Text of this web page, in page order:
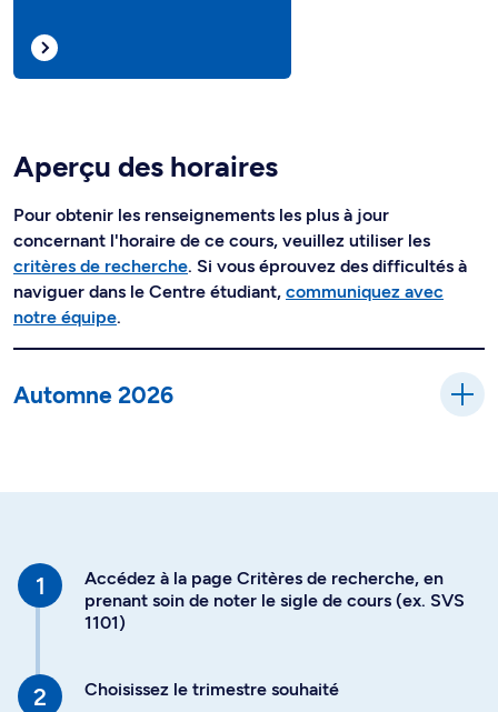
Aperçu des horaires
Pour obtenir les renseignements les plus à jour
concernant l'horaire de ce cours, veuillez utiliser les
critères de recherche. Si vous éprouvez des difficultés à
naviguer dans le Centre étudiant, communiquez avec
notre équipe.
Automne 2026
Accédez à la page Critères de recherche, en
prenant soin de noter le sigle de cours (ex. SVS
1101)
Choisissez le trimestre souhaité